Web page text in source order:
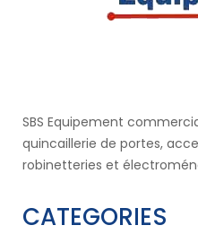
SBS Equipement
quincaillerie de portes,
robinetteries et
CATEGORIES